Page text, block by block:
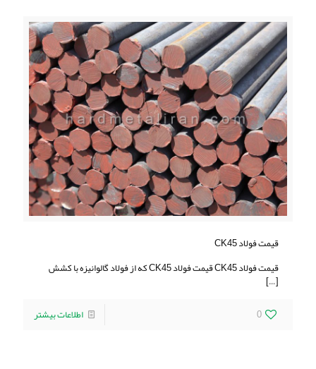
قیمت فولاد CK45
قیمت فولاد CK45 قیمت فولاد CK45 که از فولاد گالوانیزه با کشش
[…]
0
اطلاعات بیشتر